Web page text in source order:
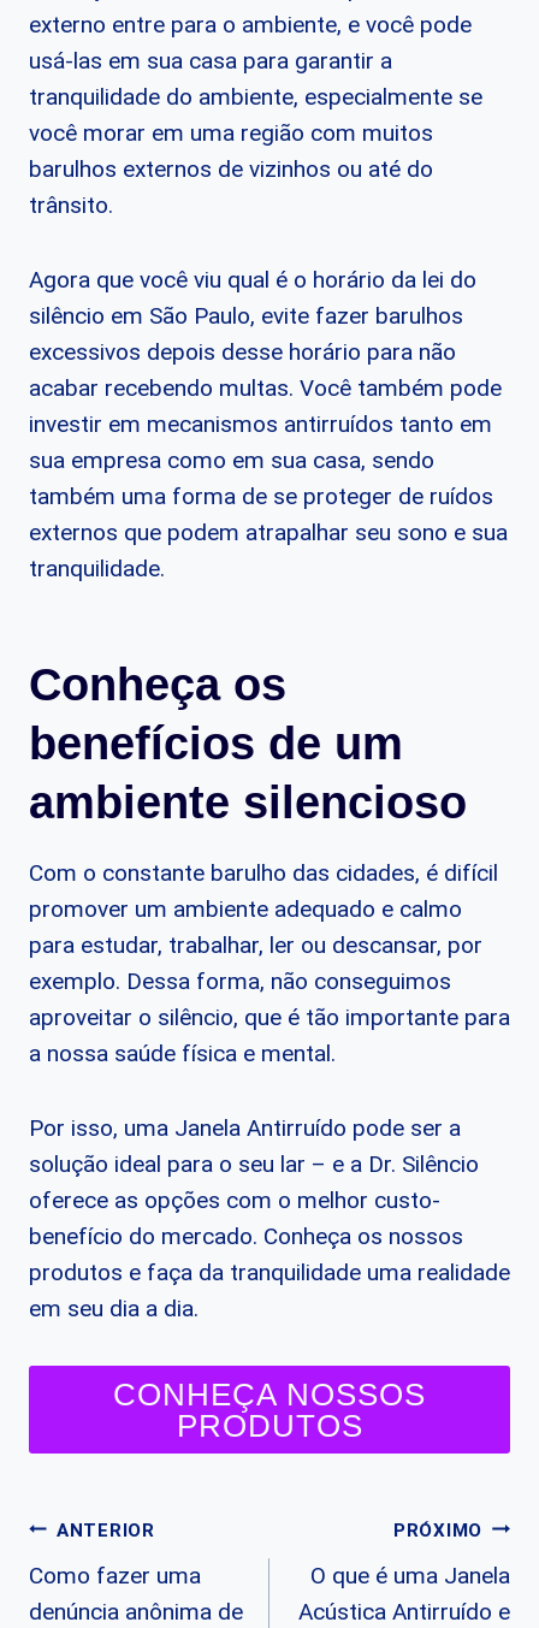
externo entre para o ambiente, e você pode
usá-las em sua casa para garantir a
tranquilidade do ambiente, especialmente se
você morar em uma região com muitos
barulhos externos de vizinhos ou até do
trânsito.
Agora que você viu qual é o horário da lei do
silêncio em São Paulo, evite fazer barulhos
excessivos depois desse horário para não
acabar recebendo multas. Você também pode
investir em mecanismos antirruídos tanto em
sua empresa como em sua casa, sendo
também uma forma de se proteger de ruídos
externos que podem atrapalhar seu sono e sua
tranquilidade.
Conheça os
benefícios de um
ambiente silencioso
Com o constante barulho das cidades, é difícil
promover um ambiente adequado e calmo
para estudar, trabalhar, ler ou descansar, por
exemplo. Dessa forma, não conseguimos
aproveitar o silêncio, que é tão importante para
a nossa saúde física e mental.
Por isso, uma Janela Antirruído pode ser a
solução ideal para o seu lar – e a Dr. Silêncio
oferece as opções com o melhor custo-
benefício do mercado. Conheça os nossos
produtos e faça da tranquilidade uma realidade
em seu dia a dia.
CONHEÇA NOSSOS
PRODUTOS
Navegação
de
ANTERIOR
Como fazer uma
denúncia anônima de
PRÓXIMO
O que é uma Janela
Acústica Antirruído e